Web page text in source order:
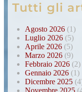
Tutti gli
Agosto 2026 (1)
Luglio 2026 (5)
Aprile 2026 (5)
Marzo 2026 (9)
Febbraio 2026 (2)
Gennaio 2026 (1)
Dicembre 2025